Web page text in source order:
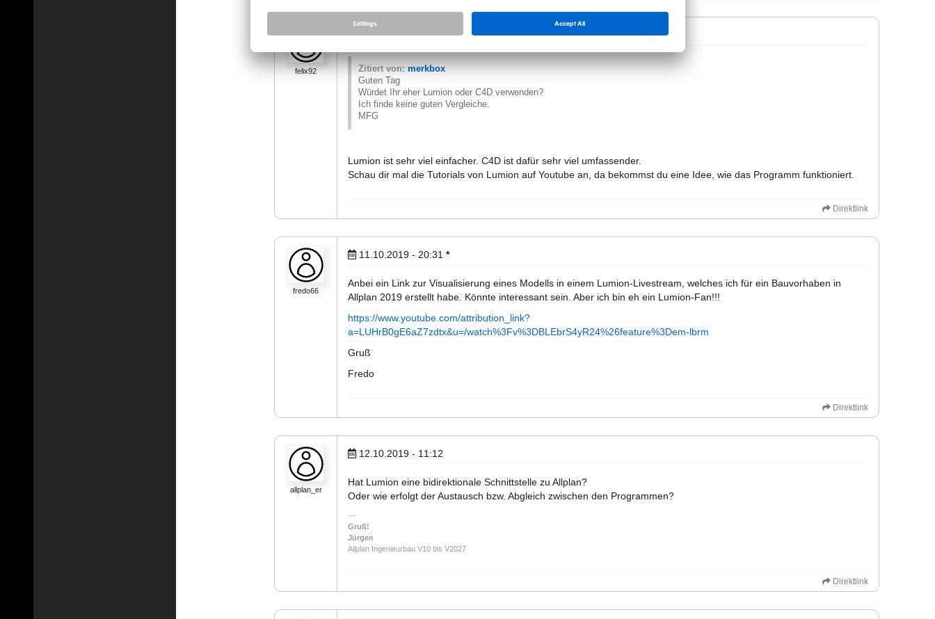
felix92
11.10.2019 - 08:47
Zitiert von: merkbox
Guten Tag
Würdet Ihr eher Lumion oder C4D verwenden?
Ich finde keine guten Vergleiche.
MFG
Lumion ist sehr viel einfacher. C4D ist dafür sehr viel umfassender.
Schau dir mal die Tutorials von Lumion auf Youtube an, da bekommst du eine Idee, wie das Programm funktioniert.
Direktlink
fredo66
11.10.2019 - 20:31 *
Anbei ein Link zur Visualisierung eines Modells in einem Lumion-Livestream, welches ich für ein Bauvorhaben in
Allplan 2019 erstellt habe. Könnte interessant sein. Aber ich bin eh ein Lumion-Fan!!!
https://www.youtube.com/attribution_link?
a=LUHrB0gE6aZ7zdtx&u=/watch%3Fv%3DBLEbrS4yR24%26feature%3Dem-lbrm
Gruß
Fredo
Direktlink
allplan_er
12.10.2019 - 11:12
Hat Lumion eine bidirektionale Schnittstelle zu Allplan?
Oder wie erfolgt der Austausch bzw. Abgleich zwischen den Programmen?
Gruß!
Jürgen
Allplan Ingenieurbau V10 bis V2027
Direktlink